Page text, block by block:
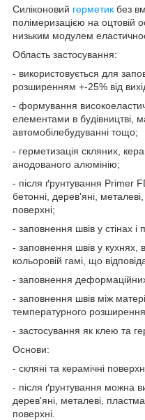
Силіконовий герметик без
полімеризацією на оцтовій
низьким модулем
Область застосування:
- використовується для
розширенням +-25% від
- формування
елементами в будівництві,
автомобілебудуванні тощо;
- герметизація скляних,
анодованого алюмінію;
- після ґрунтування Primer
бетонні, дерев'яні,
поверхні;
- заповнення швів у стінах і
- заповнення швів у кухнях,
кольоровій гамі, що
- заповнення
- заповнення швів між
температурного
- застосування як клею та
Основи:
- скляні та керамічні
- після ґрунтування можна
дерев'яні, металеві,
поверхні.